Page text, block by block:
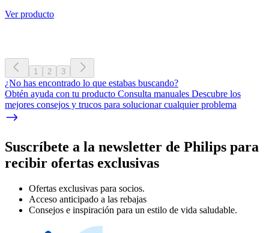
Ver producto
1 2 3
¿No has encontrado lo que estabas buscando?
Obtén ayuda con tu producto Consulta manuales Descubre los
mejores consejos y trucos para solucionar cualquier problema
Suscríbete a la newsletter de Philips para
recibir ofertas exclusivas
Ofertas exclusivas para socios.
Acceso anticipado a las rebajas
Consejos e inspiración para un estilo de vida saludable.